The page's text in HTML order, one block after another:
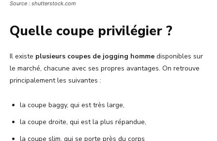
Source : shutterstock.com
Quelle coupe privilégier ?
Il existe plusieurs coupes de jogging homme disponibles sur
le marché, chacune avec ses propres avantages. On retrouve
principalement les suivantes :
la coupe baggy, qui est très large,
la coupe droite, qui est la plus répandue,
la coupe slim, qui se porte près du corps